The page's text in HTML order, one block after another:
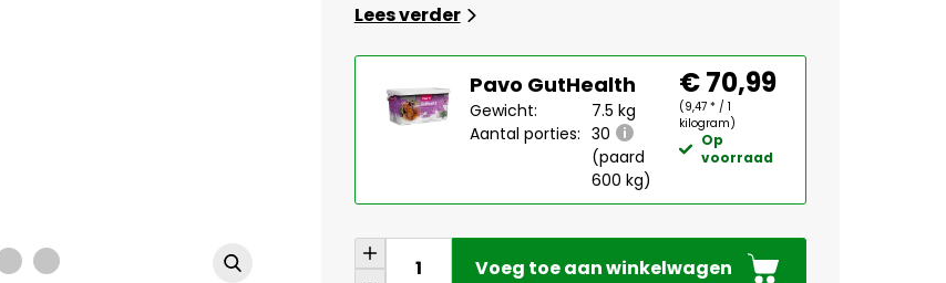
Lees verder
Pavo GutHealth
Gewicht:
7.5 kg
Aantal porties: 30
(paard
600 kg)
€ 70,99
(9,47 * / 1
kilogram)
Op
voorraad
Voeg toe aan winkelwagen